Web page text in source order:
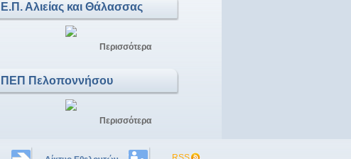
Ε.Π. Αλιείας και Θάλασσας
Περισσότερα
ΠΕΠ Πελοποννήσου
Περισσότερα